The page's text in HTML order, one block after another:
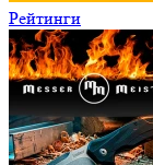
Рейтинги